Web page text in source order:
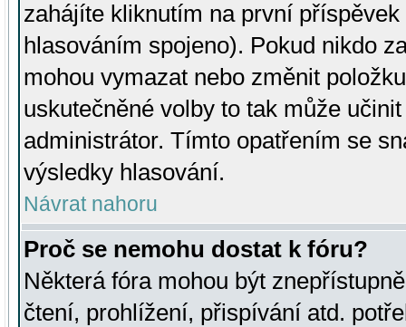
zahájíte kliknutím na první
hlasováním spojeno). Pokud nikdo
mohou vymazat nebo změnit
uskutečněné volby to tak může
administrátor. Tímto opatřením se
výsledky hlasování.
Návrat nahoru
Proč se nemohu dostat k fóru?
Některá fóra mohou být
čtení, prohlížení, přispívání atd.